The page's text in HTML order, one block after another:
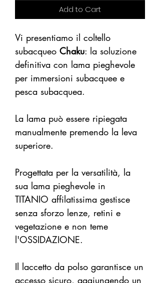
Add to Cart
Vi presentiamo il coltello
subacqueo Chaku: la soluzione
definitiva con lama pieghevole
per immersioni subacquee e
pesca subacquea.
La lama può essere ripiegata
manualmente premendo la leva
superiore.
Progettata per la versatilità, la
sua lama pieghevole in
TITANIO affilatissima gestisce
senza sforzo lenze, retini e
vegetazione e non teme
l'OSSIDAZIONE.
Il laccetto da polso garantisce un
accesso sicuro, aggiungendo un